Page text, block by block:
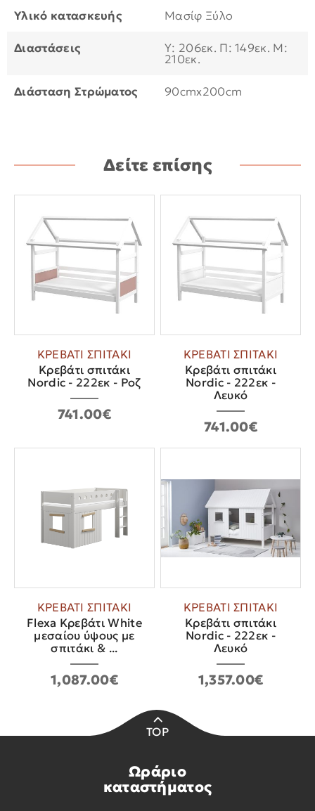
Υλικό κατασκευής Μασίφ Ξύλο
Διαστάσεις Υ: 206εκ. Π: 149εκ. Μ:
210εκ.
Διάσταση Στρώματος 90cmx200cm
Δείτε επίσης
ΚΡΕΒΑΤΙ ΣΠΙΤΑΚΙ
Κρεβάτι σπιτάκι
Nordic - 222εκ - Ροζ
741.00€
ΚΡΕΒΑΤΙ ΣΠΙΤΑΚΙ
Κρεβάτι σπιτάκι
Nordic - 222εκ -
Λευκό
741.00€
ΚΡΕΒΑΤΙ ΣΠΙΤΑΚΙ
Flexa Κρεβάτι White
μεσαίου ύψους με
σπιτάκι & ...
1,087.00€
ΚΡΕΒΑΤΙ ΣΠΙΤΑΚΙ
Κρεβάτι σπιτάκι
Nordic - 222εκ -
Λευκό
1,357.00€
TOP
Ωράριο
καταστήματος